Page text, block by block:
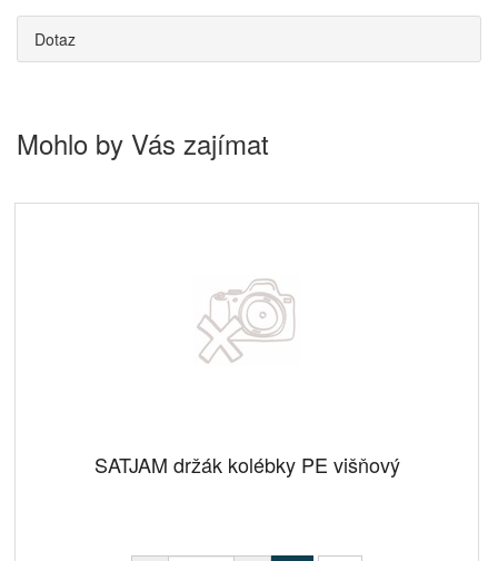
Dotaz
Mohlo by Vás zajímat
SATJAM držák kolébky PE višňový